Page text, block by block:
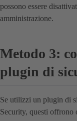
possono essere
amministrazione.
Metodo 3:
plugin di
Se utilizzi un plugin di
Security, questi